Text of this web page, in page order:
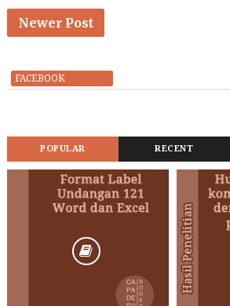
Newer Post
FACEBOOK
POPULAR RECENT